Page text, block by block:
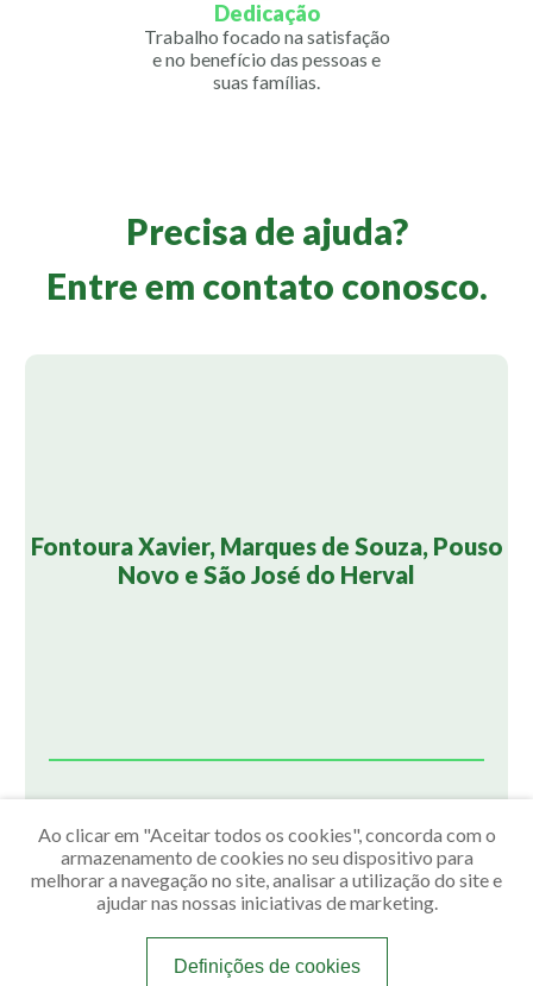
Dedicação
Trabalho focado na satisfação
e no benefício das pessoas e
suas famílias.
Precisa de ajuda?
Entre em contato conosco.
Fontoura Xavier, Marques de Souza, Pouso
Novo e São José do Herval
Ao clicar em "Aceitar todos os cookies", concorda com o
armazenamento de cookies no seu dispositivo para
melhorar a navegação no site, analisar a utilização do site e
ajudar nas nossas iniciativas de marketing.
Definições de cookies